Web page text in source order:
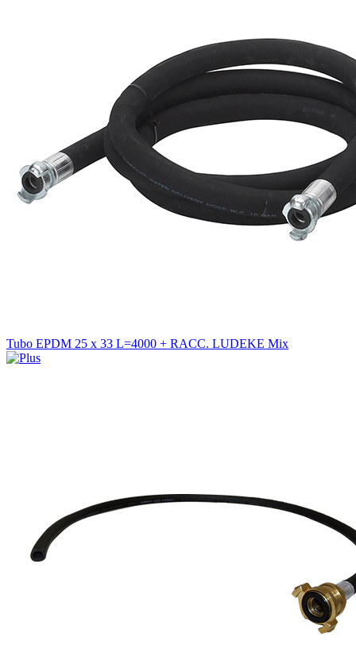
Tubo EPDM 25 x 33 L=4000 + RACC. LUDEKE Mix